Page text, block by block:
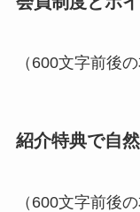
（600文字前後
紹介特典で自
（600文字前後